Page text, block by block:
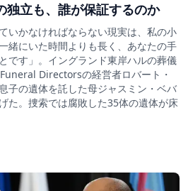
独立も、誰が保証するのか
いかなければならない現実は、私の小
緒にいた時間よりも長く、あなたの手
です」。イングランド東岸ハルの葬儀
Directorsの経営者ロバート・
子の遺体を託した母ジャスミン・ベバ
た。捜索では腐敗した35体の遺体が床